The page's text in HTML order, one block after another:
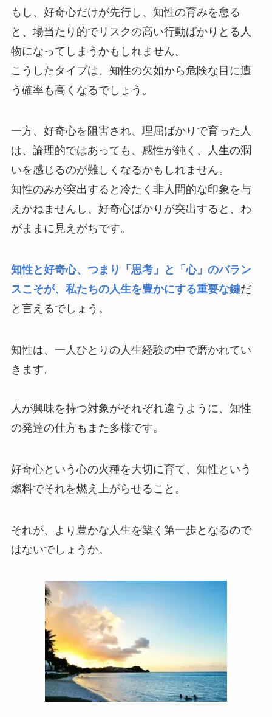
もし、好奇心だけが先行し、知性の育みを怠る
と、場当たり的でリスクの高い行動ばかりとる人
物になってしまうかもしれません。
こうしたタイプは、知性の欠如から危険な目に遭
う確率も高くなるでしょう。
一方、好奇心を阻害され、理屈ばかりで育った人
は、論理的ではあっても、感性が鈍く、人生の潤
いを感じるのが難しくなるかもしれません。
知性のみが突出すると冷たく非人間的な印象を与
えかねませんし、好奇心ばかりが突出すると、わ
がままに見えがちです。
知性と好奇心、つまり「思考」と「心」のバラン
スこそが、私たちの人生を豊かにする重要な鍵だ
と言えるでしょう。
知性は、一人ひとりの人生経験の中で磨かれてい
きます。
人が興味を持つ対象がそれぞれ違うように、知性
の発達の仕方もまた多様です。
好奇心という心の火種を大切に育て、知性という
燃料でそれを燃え上がらせること。
それが、より豊かな人生を築く第一歩となるので
はないでしょうか。